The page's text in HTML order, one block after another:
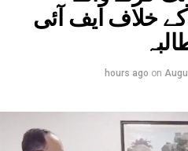
خلاف ایف آئی
on